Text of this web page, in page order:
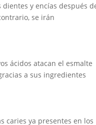
y encías después
se irán
ácidos atacan el esmalte
a sus ingredientes
caries ya presentes en los